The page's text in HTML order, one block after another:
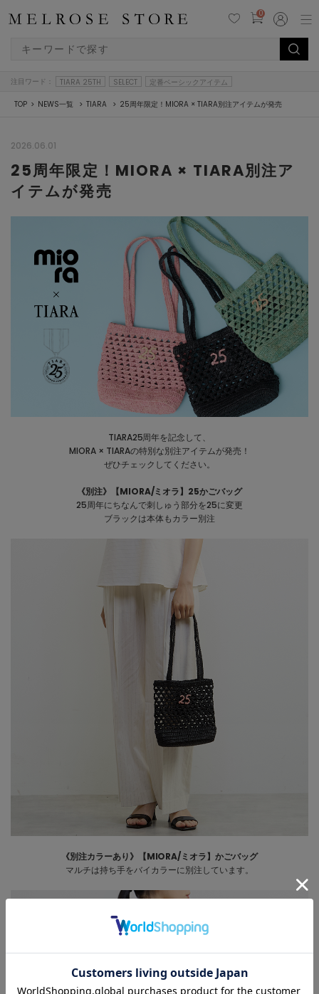
0
注目ワード： TIARA 25TH SELECT 定番ベーシックアイテム
TOP NEWS一覧 TIARA 25周年限定！MIORA × TIARA別注アイテムが発売
2026.06.01
25周年限定！MIORA × TIARA別注ア
イテムが発売
TIARA25周年を記念して、
MIORA × TIARAの特別な別注アイテムが発売！
ぜひチェックしてください。
《別注》【MIORA/ミオラ】25かごバッグ
25周年にちなんで刺しゅう部分を25に変更
ブラックは本体もカラー別注
《別注カラーあり》【MIORA/ミオラ】かごバッグ
マルチは持ち手をバイカラーに別注しています。